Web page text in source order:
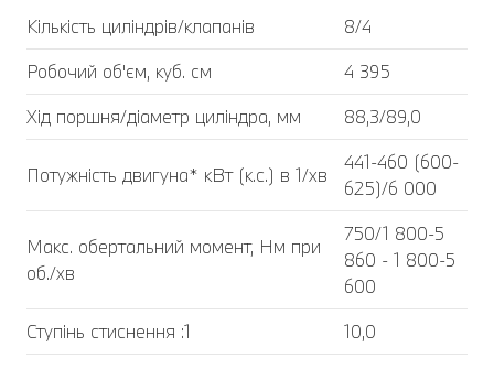
Кількість циліндрів/клапанів
8/4
Робочий об'єм, куб. cм
4 395
Хід поршня/діаметр циліндра, мм
88,3/89,0
Потужність двигуна* кВт (к.с.) в 1/хв
441-460 (600-
625)/6 000
Макс. обертальний момент, Нм при
об./хв
750/1 800-5
860 - 1 800-5
600
Ступінь стиснення :1
10,0